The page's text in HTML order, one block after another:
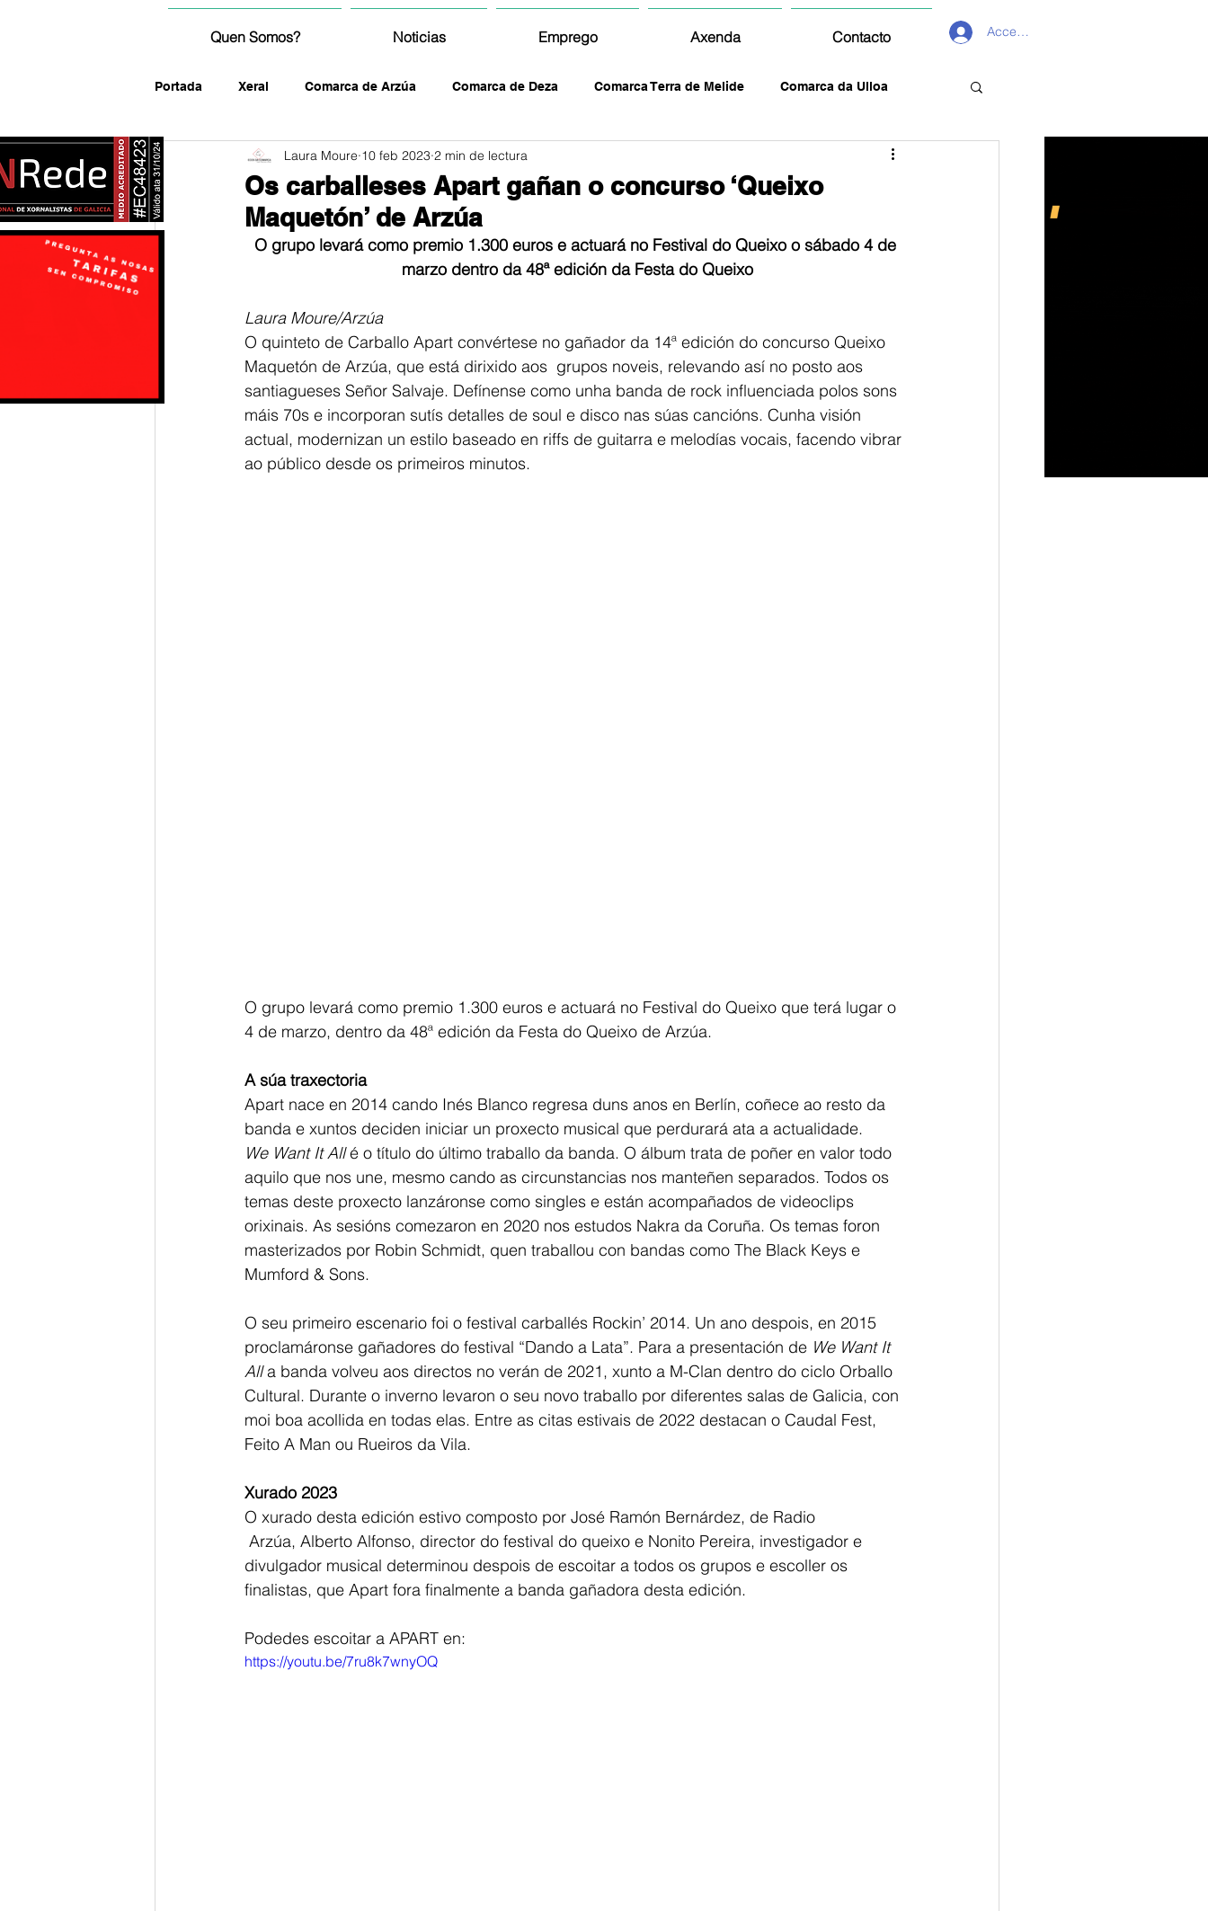
Quen Somos? Noticias Emprego Axenda Contacto Acceder
Portada Xeral Comarca de Arzúa Comarca de Deza Comarca Terra de Melide Comarca da Ulloa
fotografía
Os carballeses Apart gañan o concurso ‘Queixo
Maquetón’ de Arzúa
Laura Moure 10 feb 2023 2 min de lectura
O grupo levará como premio 1.300 euros e actuará no Festival do Queixo o sábado 4 de
marzo dentro da 48ª edición da Festa do Queixo
Laura Moure/Arzúa
O quinteto de Carballo Apart convértese no gañador da 14ª edición do concurso Queixo
Maquetón de Arzúa, que está dirixido aos  grupos noveis, relevando así no posto aos
santiagueses Señor Salvaje. Defínense como unha banda de rock influenciada polos sons
máis 70s e incorporan sutís detalles de soul e disco nas súas cancións. Cunha visión
actual, modernizan un estilo baseado en riffs de guitarra e melodías vocais, facendo vibrar
ao público desde os primeiros minutos.
O grupo levará como premio 1.300 euros e actuará no Festival do Queixo que terá lugar o
4 de marzo, dentro da 48ª edición da Festa do Queixo de Arzúa.
A súa traxectoria
Apart nace en 2014 cando Inés Blanco regresa duns anos en Berlín, coñece ao resto da
banda e xuntos deciden iniciar un proxecto musical que perdurará ata a actualidade.
We Want It All é o título do último traballo da banda. O álbum trata de poñer en valor todo
aquilo que nos une, mesmo cando as circunstancias nos manteñen separados. Todos os
temas deste proxecto lanzáronse como singles e están acompañados de videoclips
orixinais. As sesións comezaron en 2020 nos estudos Nakra da Coruña. Os temas foron
masterizados por Robin Schmidt, quen traballou con bandas como The Black Keys e
Mumford & Sons.
O seu primeiro escenario foi o festival carballés Rockin’ 2014. Un ano despois, en 2015
proclamáronse gañadores do festival “Dando a Lata”. Para a presentación de We Want It
All a banda volveu aos directos no verán de 2021, xunto a M-Clan dentro do ciclo Orballo
Cultural. Durante o inverno levaron o seu novo traballo por diferentes salas de Galicia, con
moi boa acollida en todas elas. Entre as citas estivais de 2022 destacan o Caudal Fest,
Feito A Man ou Rueiros da Vila.
Xurado 2023
O xurado desta edición estivo composto por José Ramón Bernárdez, de Radio
divulgador musical determinou despois de escoitar a todos os grupos e escoller os
finalistas, que Apart fora finalmente a banda gañadora desta edición.
Podedes escoitar a APART en:
https://youtu.be/7ru8k7wnyOQ